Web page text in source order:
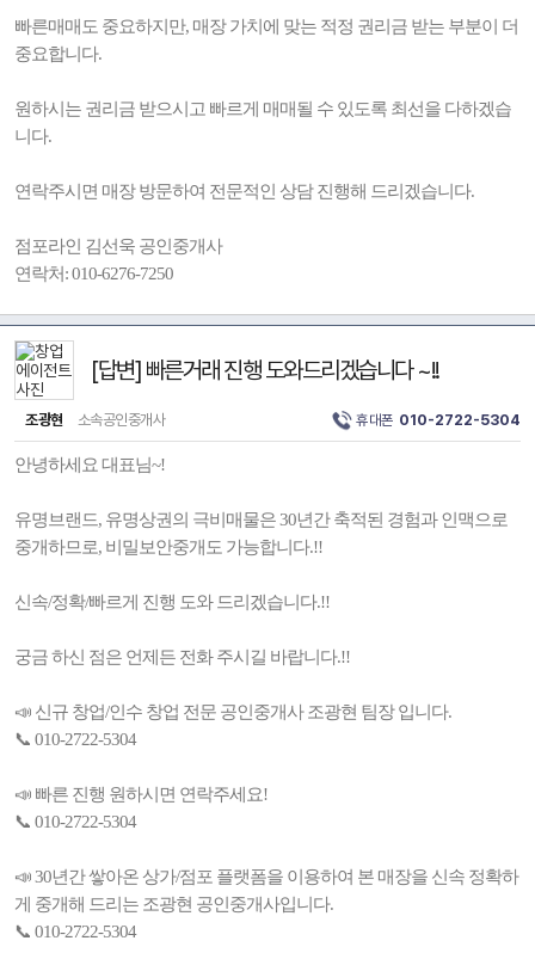
빠른매매도 중요하지만, 매장 가치에 맞는 적정 권리금 받는 부분이 더
중요합니다.
원하시는 권리금 받으시고 빠르게 매매될 수 있도록 최선을 다하겠습
니다.
연락주시면 매장 방문하여 전문적인 상담 진행해 드리겠습니다.
점포라인 김선욱 공인중개사
연락처: 010-6276-7250
[답변] 빠른거래 진행 도와드리겠습니다 ~!!
조광현 소속공인중개사 휴대폰 010-2722-5304
안녕하세요 대표님~!
유명브랜드, 유명상권의 극비매물은 30년간 축적된 경험과 인맥으로
중개하므로, 비밀보안중개도 가능합니다.!!
신속/정확/빠르게 진행 도와 드리겠습니다.!!
궁금 하신 점은 언제든 전화 주시길 바랍니다.!!
📣 신규 창업/인수 창업 전문 공인중개사 조광현 팀장 입니다.
📞 010-2722-5304
📣 빠른 진행 원하시면 연락주세요!
📞 010-2722-5304
📣 30년간 쌓아온 상가/점포 플랫폼을 이용하여 본 매장을 신속 정확하
게 중개해 드리는 조광현 공인중개사입니다.
📞 010-2722-5304